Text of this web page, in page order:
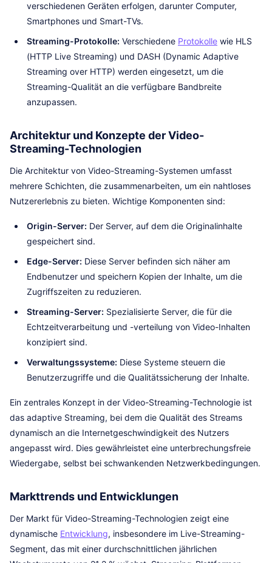
verschiedenen Geräten erfolgen, darunter Computer,
Smartphones und Smart-TVs.
Streaming-Protokolle: Verschiedene Protokolle wie HLS
(HTTP Live Streaming) und DASH (Dynamic Adaptive
Streaming over HTTP) werden eingesetzt, um die
Streaming-Qualität an die verfügbare Bandbreite
anzupassen.
Architektur und Konzepte der Video-
Streaming-Technologien
Die Architektur von Video-Streaming-Systemen umfasst
mehrere Schichten, die zusammenarbeiten, um ein nahtloses
Nutzererlebnis zu bieten. Wichtige Komponenten sind:
Origin-Server: Der Server, auf dem die Originalinhalte
gespeichert sind.
Edge-Server: Diese Server befinden sich näher am
Endbenutzer und speichern Kopien der Inhalte, um die
Zugriffszeiten zu reduzieren.
Streaming-Server: Spezialisierte Server, die für die
Echtzeitverarbeitung und -verteilung von Video-Inhalten
konzipiert sind.
Verwaltungssysteme: Diese Systeme steuern die
Benutzerzugriffe und die Qualitätssicherung der Inhalte.
Ein zentrales Konzept in der Video-Streaming-Technologie ist
das adaptive Streaming, bei dem die Qualität des Streams
dynamisch an die Internetgeschwindigkeit des Nutzers
angepasst wird. Dies gewährleistet eine unterbrechungsfreie
Wiedergabe, selbst bei schwankenden Netzwerkbedingungen.
Markttrends und Entwicklungen
Der Markt für Video-Streaming-Technologien zeigt eine
dynamische Entwicklung, insbesondere im Live-Streaming-
Segment, das mit einer durchschnittlichen jährlichen